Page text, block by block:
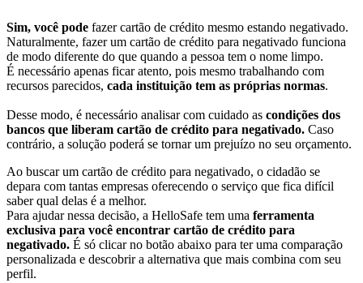
Sim, você pode fazer cartão de crédito mesmo estando negativado.
Naturalmente, fazer um cartão de crédito para negativado funciona
de modo diferente do que quando a pessoa tem o nome limpo.
É necessário apenas ficar atento, pois mesmo trabalhando com
recursos parecidos, cada instituição tem as próprias normas.
Desse modo, é necessário analisar com cuidado as condições dos
bancos que liberam cartão de crédito para negativado. Caso
contrário, a solução poderá se tornar um prejuízo no seu orçamento.
Ao buscar um cartão de crédito para negativado, o cidadão se
depara com tantas empresas oferecendo o serviço que fica difícil
saber qual delas é a melhor.
Para ajudar nessa decisão, a HelloSafe tem uma ferramenta
exclusiva para você encontrar cartão de crédito para
negativado. É só clicar no botão abaixo para ter uma comparação
personalizada e descobrir a alternativa que mais combina com seu
perfil.